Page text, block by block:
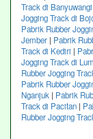
Track di Banyuwangi
Jogging Track di
Pabrik Rubber
Jember | Pabrik
Track di Kediri |
Jogging Track di
Rubber Jogging
Pabrik Rubber
Nganjuk | Pabrik
Track di Pacitan |
Rubber Jogging